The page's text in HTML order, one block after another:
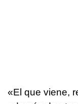
«El que viene,